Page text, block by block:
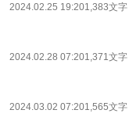
2024.02.25 19:201,383文字
2024.02.28 07:201,371文字
2024.03.02 07:201,565文字